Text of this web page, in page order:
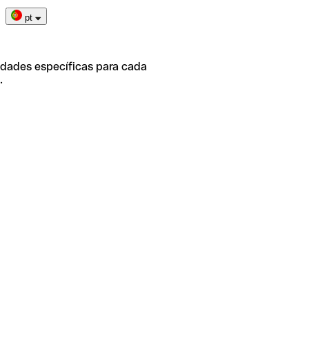
pt
específicas para cada